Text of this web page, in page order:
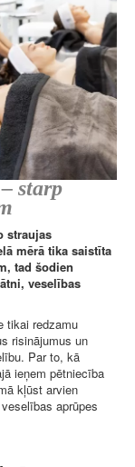
starp
straujas
mērā tika saistīta
tad šodien
veselības
tikai redzamu
risinājumus un
Par to, kā
ieņem pētniecība
kļūst arvien
aprūpes